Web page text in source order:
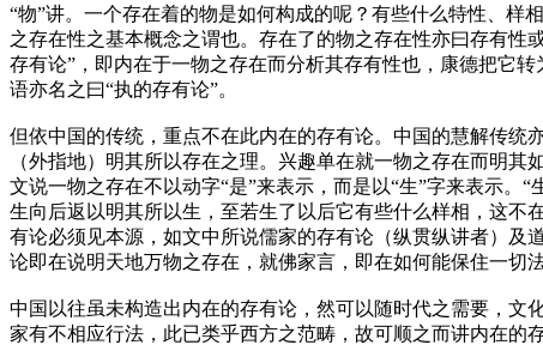
“物”讲。一个存在着的物是如何构成的呢？有些什么特性、
之存在性之基本概念之谓也。存在了的物之存在性亦曰存有性
存有论”，即内在于一物之存在而分析其存有性也，康德把它
语亦名之曰“执的存有论”。
但依中国的传统，重点不在此内在的存有论。中国的慧解传
（外指地）明其所以存在之理。兴趣单在就一物之存在而明
文说一物之存在不以动字“是”来表示，而是以“生”字来表示。
生向后返以明其所以生，至若生了以后它有些什么样相，这
有论必须见本源，如文中所说儒家的存有论（纵贯纵讲者）及
论即在说明天地万物之存在，就佛家言，即在如何能保住一切
中国以往虽未构造出内在的存有论，然可以随时代之需要，文
家有不相应行法，此已类乎西方之范畴，故可顺之而讲内在的